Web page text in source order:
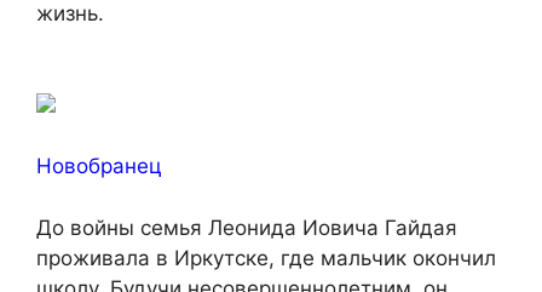
жизнь.
Новобранец
До войны семья Леонида Иовича Гайдая
проживала в Иркутске, где мальчик окончил